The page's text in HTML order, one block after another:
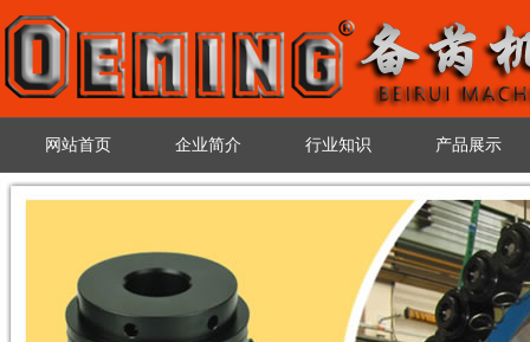
网站首页 企业简介 行业知识 产品展示